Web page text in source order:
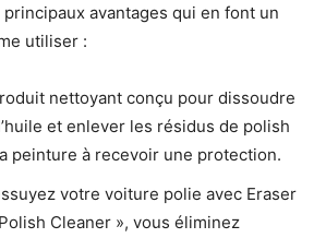
avantages qui en font un
utiliser :
nettoyant conçu pour dissoudre
et enlever les résidus de polish
peinture à recevoir une protection.
votre voiture polie avec Eraser
Cleaner », vous éliminez